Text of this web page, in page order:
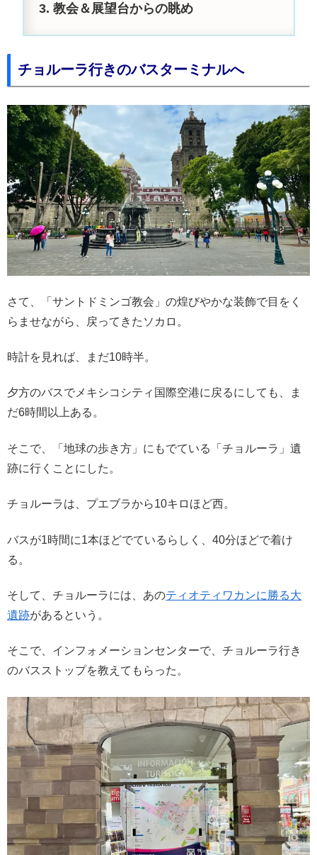
教会＆展望台からの眺め
チョルーラ行きのバスターミナルへ
さて、「サントドミンゴ教会」の煌びやかな装飾で目をく
らませながら、戻ってきたソカロ。
時計を見れば、まだ10時半。
夕方のバスでメキシコシティ国際空港に戻るにしても、ま
だ6時間以上ある。
そこで、「地球の歩き方」にもでている「チョルーラ」遺
跡に行くことにした。
チョルーラは、プエブラから10キロほど西。
バスが1時間に1本ほどでているらしく、40分ほどで着け
る。
そして、チョルーラには、あのティオティワカンに勝る大
遺跡があるという。
そこで、インフォメーションセンターで、チョルーラ行き
のバスストップを教えてもらった。